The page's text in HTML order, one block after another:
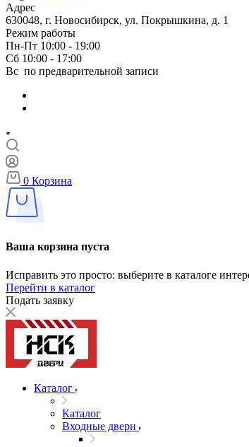
Адрес
630048, г. Новосибирск, ул. Покрышкина, д. 1
Режим работы
Пн-Пт 10:00 - 19:00
Сб 10:00 - 17:00
Вс по предварительной записи
0 Корзина
Ваша корзина пуста
Исправить это просто: выберите в каталоге
Перейти в каталог
Подать заявку
Каталог
Каталог
Входные двери